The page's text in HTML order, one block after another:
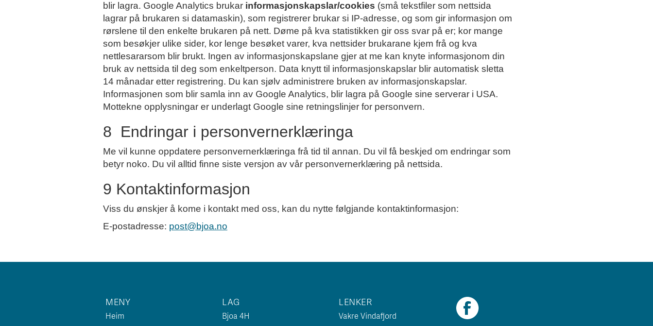
blir lagra. Google Analytics brukar informasjonskapslar/cookies (små tekstfiler som nettsida
lagrar på brukaren si datamaskin), som registrerer brukar si IP-adresse, og som gir informasjon om
rørslene til den enkelte brukaren på nett. Døme på kva statistikken gir oss svar på er; kor mange
som besøkjer ulike sider, kor lenge besøket varer, kva nettsider brukarane kjem frå og kva
nettlesararsom blir brukt. Ingen av informasjonskapslane gjer at me kan knyte informasjonom din
bruk av nettsida til deg som enkeltperson. Data knytt til informasjonskapslar blir automatisk sletta
14 månadar etter registrering. Du kan sjølv administrere bruken av informasjonskapslar.
Informasjonen som blir samla inn av Google Analytics, blir lagra på Google sine serverar i USA.
Mottekne opplysningar er underlagt Google sine retningslinjer for personvern.
8 Endringar i personvernerklæringa
Me vil kunne oppdatere personvernerklæringa frå tid til annan. Du vil få beskjed om endringar som
betyr noko. Du vil alltid finne siste versjon av vår personvernerklæring på nettsida.
9 Kontaktinformasjon
Viss du ønskjer å kome i kontakt med oss, kan du nytte følgjande kontaktinformasjon:
E-postadresse: post@bjoa.no
MENY
Heim
LAG
Bjoa 4H
LENKER
Vakre Vindafjord